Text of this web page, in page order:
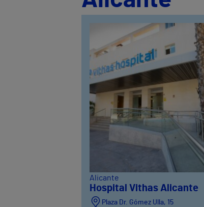
Alicante
Hospital Vithas Alicante
Plaza Dr. Gómez Ulla, 15